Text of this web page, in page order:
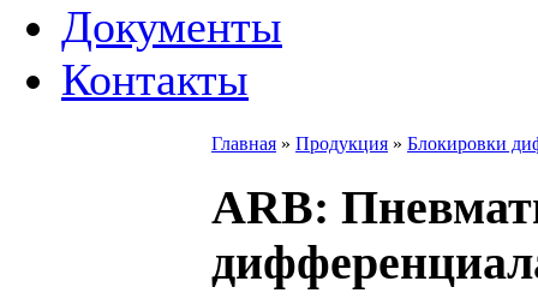
Документы
Контакты
Главная » Продукция » Блокировки
ARB: